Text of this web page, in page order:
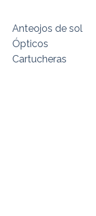
Anteojos de sol
Ópticos
Cartucheras